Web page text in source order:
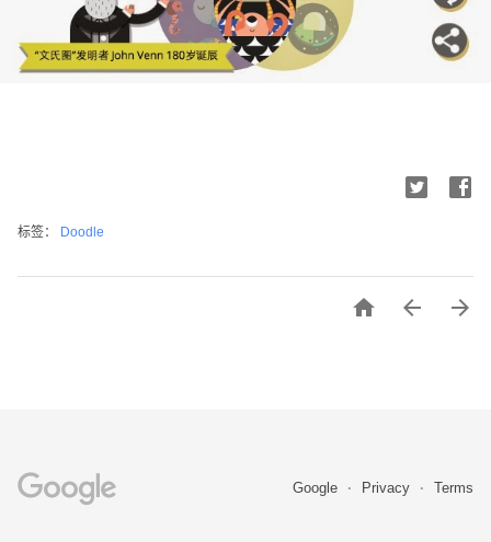
标签： Doodle
  
Google Privacy Terms